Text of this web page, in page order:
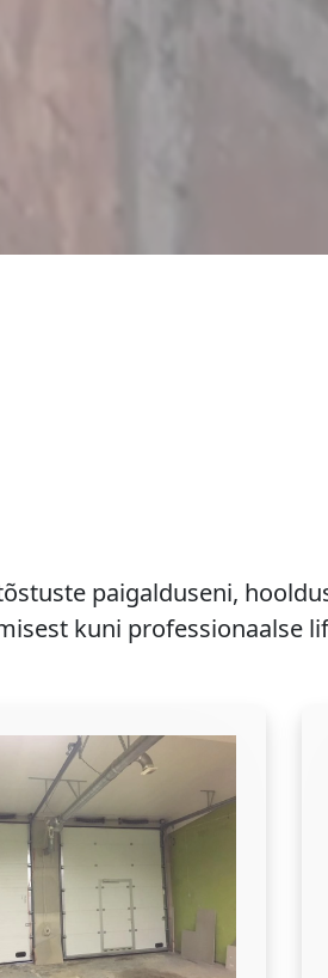
paigalduseni,
kuni professionaalse